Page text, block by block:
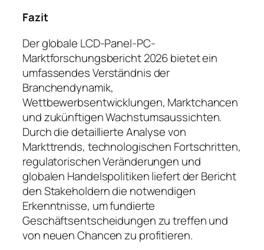
Fazit
Der globale LCD-Panel-PC-
Marktforschungsbericht 2026 bietet ein
umfassendes Verständnis der
Branchendynamik,
Wettbewerbsentwicklungen, Marktchancen
und zukünftigen Wachstumsaussichten.
Durch die detaillierte Analyse von
Markttrends, technologischen Fortschritten,
regulatorischen Veränderungen und
globalen Handelspolitiken liefert der Bericht
den Stakeholdern die notwendigen
Erkenntnisse, um fundierte
Geschäftsentscheidungen zu treffen und
von neuen Chancen zu profitieren.